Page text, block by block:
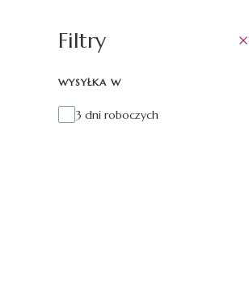
Filtry
WYSYŁKA W
Wysyłka w
3 dni roboczych